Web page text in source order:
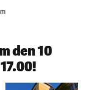
den 10